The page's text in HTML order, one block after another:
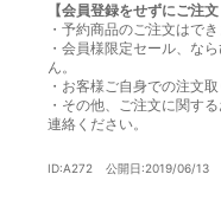
【会員登録をせずにご注
・予約商品のご注文はでき
・会員様限定セール、な
ん。
・お客様ご自身での注文
・その他、ご注文に関す
連絡ください。
ID:A272 公開日:2019/06/13